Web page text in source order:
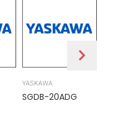
YASKAWA
SGDB-20ADG